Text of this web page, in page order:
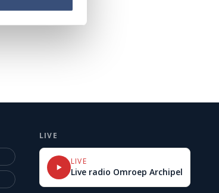
LIVE
LIVE
Live radio Omroep Archipel